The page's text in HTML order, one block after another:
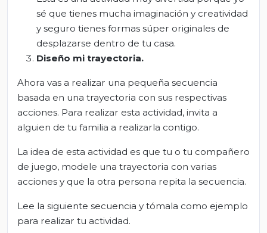
sé que tienes mucha imaginación y creatividad
y seguro tienes formas súper originales de
desplazarse dentro de tu casa.
Diseño mi trayectoria.
Ahora vas a realizar una pequeña secuencia
basada en una trayectoria con sus respectivas
acciones. Para realizar esta actividad, invita a
alguien de tu familia a realizarla contigo.
La idea de esta actividad es que tu o tu compañero
de juego, modele una trayectoria con varias
acciones y que la otra persona repita la secuencia.
Lee la siguiente secuencia y tómala como ejemplo
para realizar tu actividad.